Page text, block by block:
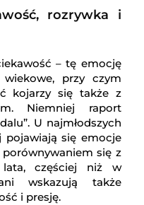
rozrywka i
– tę emocję
przy czym
kojarzy się także z
Niemniej raport
U najmłodszych
pojawiają się emocje
się z
częściej niż w
wskazują także
i presję.